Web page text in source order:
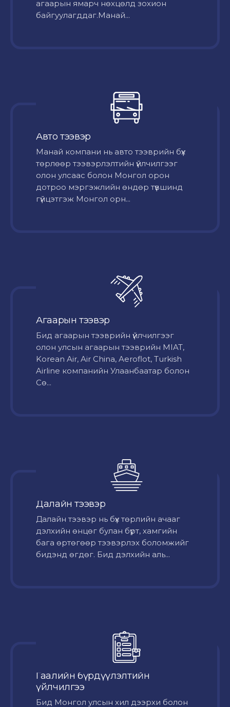
агаарын ямарч нөхцөлд зохион
байгуулагддаг.Манай...
Авто тээвэр
Mанай компани нь авто тээврийн бүх
төрлөөр тээвэрлэлтийн үйлчилгээг
олон улсаас болон Монгол орон
дотроо мэргэжлийн өндөр түвшинд
гүйцэтгэж Монгол орн...
Агаарын тээвэр
Бид агаарын тээврийн үйлчилгээг
олон улсын агаарын тээврийн MIAT,
Korean Air, Air China, Aeroflot, Turkish
Airline компанийн Улаанбаатар болон
Сө...
Далайн тээвэр
Далайн тээвэр нь бүх төрлийн ачааг
дэлхийн өнцөг булан бүрт, хамгийн
бага өртөгөөр тээвэрлэх боломжийг
бидэнд өгдөг. Бид дэлхийн аль...
Гаалийн бүрдүүлэлтийн
үйлчилгээ
Бид Монгол улсын хил дээрхи болон